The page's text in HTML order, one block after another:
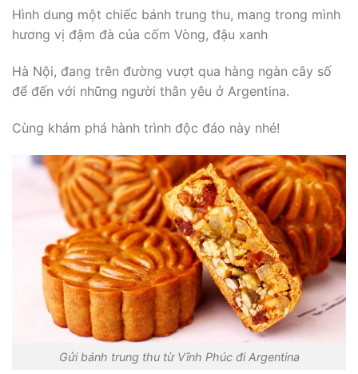
Hình dung một chiếc bánh trung thu, mang trong mình
hương vị đậm đà của cốm Vòng, đậu xanh
Hà Nội, đang trên đường vượt qua hàng ngàn cây số
để đến với những người thân yêu ở Argentina.
Cùng khám phá hành trình độc đáo này nhé!
Gửi bánh trung thu từ Vĩnh Phúc đi Argentina